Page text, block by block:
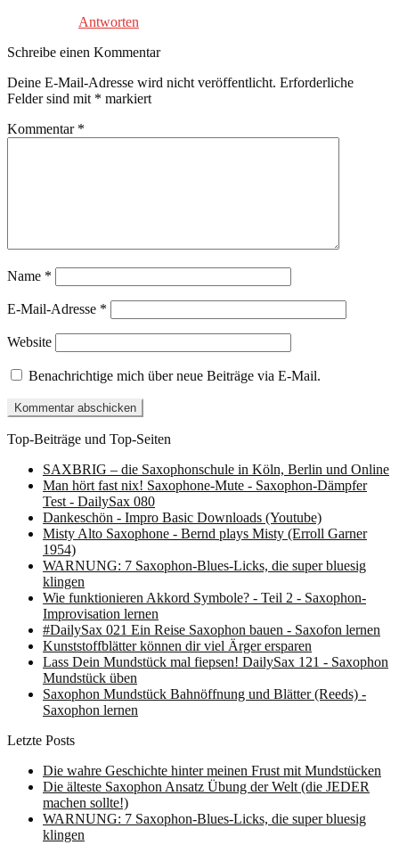
Antworten
Schreibe einen Kommentar
Deine E-Mail-Adresse wird nicht veröffentlicht. Erforderliche
Felder sind mit * markiert
Kommentar *
Name *
E-Mail-Adresse *
Website
Benachrichtige mich über neue Beiträge via E-Mail.
Top-Beiträge und Top-Seiten
SAXBRIG – die Saxophonschule in Köln, Berlin und Online
Man hört fast nix! Saxophone-Mute - Saxophon-Dämpfer
Test - DailySax 080
Dankeschön - Impro Basic Downloads (Youtube)
Misty Alto Saxophone - Bernd plays Misty (Erroll Garner
1954)
WARNUNG: 7 Saxophon-Blues-Licks, die super bluesig
klingen
Wie funktionieren Akkord Symbole? - Teil 2 - Saxophon-
Improvisation lernen
#DailySax 021 Ein Reise Saxophon bauen - Saxofon lernen
Kunststoffblätter können dir viel Ärger ersparen
Lass Dein Mundstück mal fiepsen! DailySax 121 - Saxophon
Mundstück üben
Saxophon Mundstück Bahnöffnung und Blätter (Reeds) -
Saxophon lernen
Letzte Posts
Die wahre Geschichte hinter meinen Frust mit Mundstücken
Die älteste Saxophon Ansatz Übung der Welt (die JEDER
machen sollte!)
WARNUNG: 7 Saxophon-Blues-Licks, die super bluesig
klingen